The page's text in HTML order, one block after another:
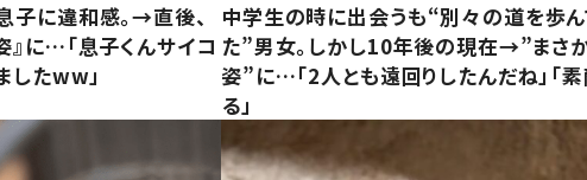
に違和感。→直後、
に…「息子くんサイコ
したww」
中学生の時に出会うも“別々の道を歩
た”男女。しかし10年後の現在→”まさ
姿”に…「2人とも遠回りしたんだね」「
る」